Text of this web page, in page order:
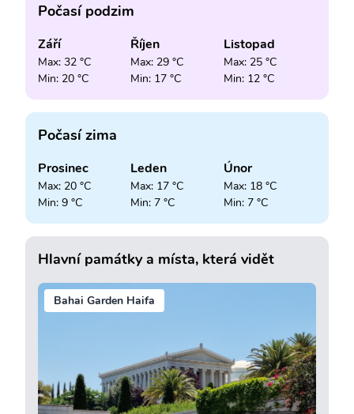
Počasí podzim
Září
Max: 32 °C
Min: 20 °C
Říjen
Max: 29 °C
Min: 17 °C
Listopad
Max: 25 °C
Min: 12 °C
Počasí zima
Prosinec
Max: 20 °C
Min: 9 °C
Leden
Max: 17 °C
Min: 7 °C
Únor
Max: 18 °C
Min: 7 °C
Hlavní památky a místa, která vidět
Bahai Garden Haifa